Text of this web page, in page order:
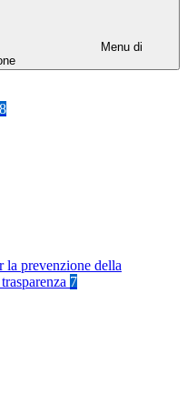
Menu di
la prevenzione della
7